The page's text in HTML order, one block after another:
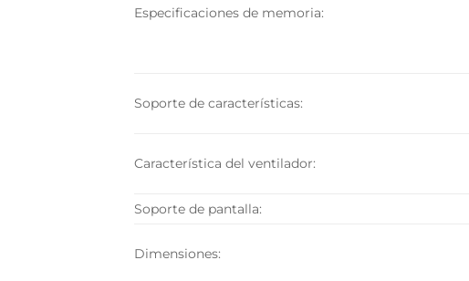
Especificaciones de memoria:
Soporte de características:
Característica del ventilador:
Soporte de pantalla:
Dimensiones: